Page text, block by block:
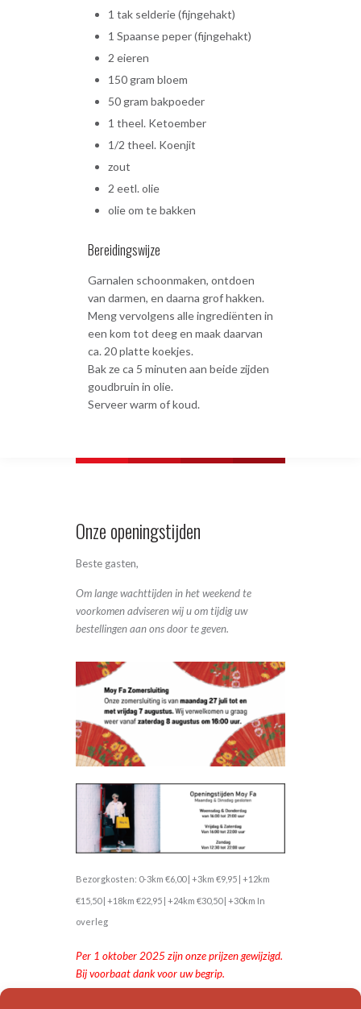
1 tak selderie (fijngehakt)
1 Spaanse peper (fijngehakt)
2 eieren
150 gram bloem
50 gram bakpoeder
1 theel. Ketoember
1/2 theel. Koenjit
zout
2 eetl. olie
olie om te bakken
Bereidingswijze
Garnalen schoonmaken, ontdoen
van darmen, en daarna grof hakken.
Meng vervolgens alle ingrediënten in
een kom tot deeg en maak daarvan
ca. 20 platte koekjes.
Bak ze ca 5 minuten aan beide zijden
goudbruin in olie.
Serveer warm of koud.
Onze openingstijden
Beste gasten,
Om lange wachttijden in het weekend te
voorkomen adviseren wij u om tijdig uw
bestellingen aan ons door te geven.
Bezorgkosten: 0-3km €6,00 | +3km €9,95 | +12km
€15,50 | +18km €22,95 | +24km €30,50 | +30km In
overleg
Per 1 oktober 2025 zijn onze prijzen gewijzigd.
Bij voorbaat dank voor uw begrip.